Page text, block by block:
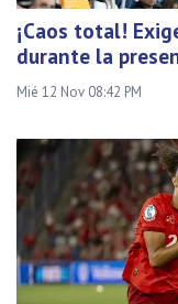
¡Caos total!
durante la
Mié 12 Nov 08:42 PM